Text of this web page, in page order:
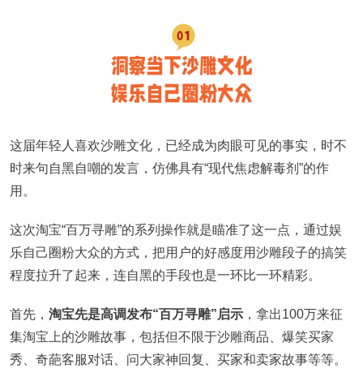
这届年轻人喜欢沙雕文化，已经成为肉眼可见的事实，时不
时来句自黑自嘲的发言，仿佛具有“现代焦虑解毒剂”的作
用。
这次淘宝“百万寻雕”的系列操作就是瞄准了这一点，通过娱
乐自己圈粉大众的方式，把用户的好感度用沙雕段子的搞笑
程度拉升了起来，连自黑的手段也是一环比一环精彩。
首先， 淘宝先是高调发布“百万寻雕”启示 ，拿出100万来征
集淘宝上的沙雕故事，包括但不限于沙雕商品、爆笑买家
秀、奇葩客服对话、问大家神回复、买家和卖家故事等等。